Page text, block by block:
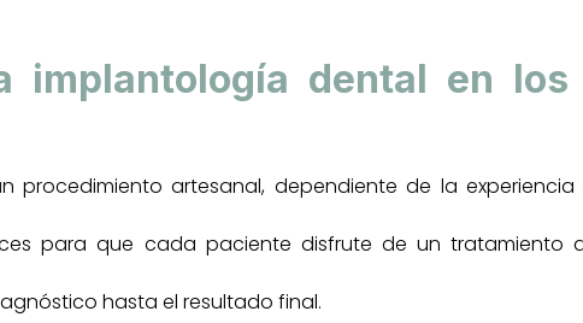
implantología dental en
artesanal, dependiente de la
para que cada paciente disfrute de un tratamiento
hasta el resultado final.